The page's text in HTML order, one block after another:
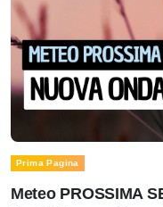
Prima Pagina
Meteo PROSSIMA